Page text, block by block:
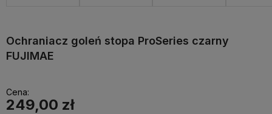
Ochraniacz goleń stopa ProSeries czarny
FUJIMAE
Cena:
249,00 zł